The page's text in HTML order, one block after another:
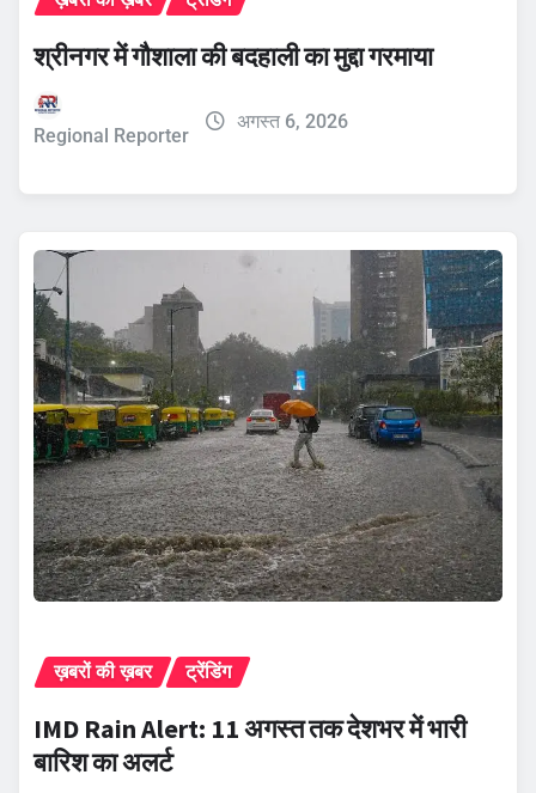
श्रीनगर में गौशाला की बदहाली का मुद्दा गरमाया
Regional Reporter
अगस्त 6, 2026
ख़बरों की ख़बर ट्रेंडिंग
IMD Rain Alert: 11 अगस्त तक देशभर में भारी
बारिश का अलर्ट